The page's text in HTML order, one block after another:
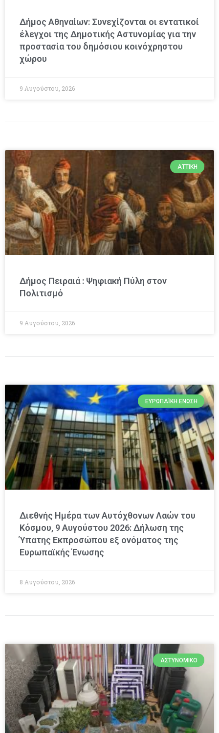
Δήμος Αθηναίων: Συνεχίζονται οι εντατικοί
έλεγχοι της Δημοτικής Αστυνομίας για την
προστασία του δημόσιου κοινόχρηστου
χώρου
9 Αυγούστου, 2026
ΑΤΤΙΚΉ
Δήμος Πειραιά : Ψηφιακή Πύλη στον
Πολιτισμό
9 Αυγούστου, 2026
ΕΥΡΩΠΑΪΚΉ ΈΝΩΣΗ
Διεθνής Ημέρα των Αυτόχθονων Λαών του
Κόσμου, 9 Αυγούστου 2026: Δήλωση της
Ύπατης Εκπροσώπου εξ ονόματος της
Ευρωπαϊκής Ένωσης
8 Αυγούστου, 2026
ΑΣΤΥΝΟΜΙΚΌ